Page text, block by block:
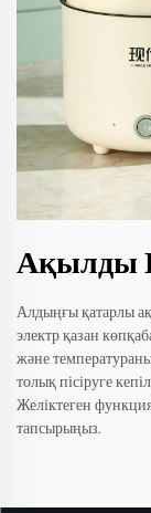
Ақылды
Алдыңғы қатарлы
электр қазан
және
толық пісіруге
Желіктеген
тапсырыңыз.